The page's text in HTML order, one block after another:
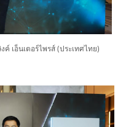
เอ็นเตอร์ไพรส์ (ประเทศไทย)